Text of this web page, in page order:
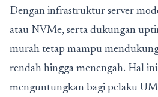
Dengan infrastruktur server
atau NVMe, serta dukungan
murah tetap mampu
rendah hingga menengah. Hal ini
menguntungkan bagi pelaku